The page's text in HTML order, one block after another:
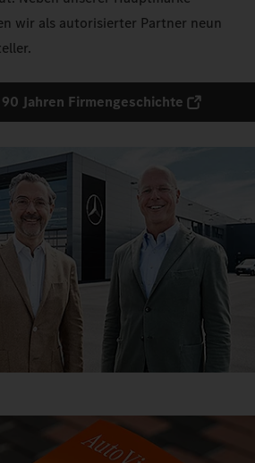
wir als autorisierter Partner neun
Jahren Firmengeschichte